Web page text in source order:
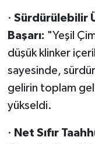
· Sürdürülebilir
Başarı: "Yeşil
düşük klinker
sayesinde,
gelirin toplam
yükseldi.
· Net Sıfır